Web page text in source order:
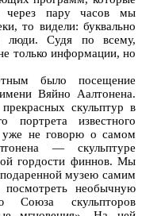
через пару часов мы
то видели: буквально
люди. Судя по всему,
только информации, но
было посещение
Вяйно Аалтонена.
скульптур в
портрета известного
уже не говорю о самом
— скульптуре
гордости финнов. Мы
музею самим
необычную
Союза скульпторов